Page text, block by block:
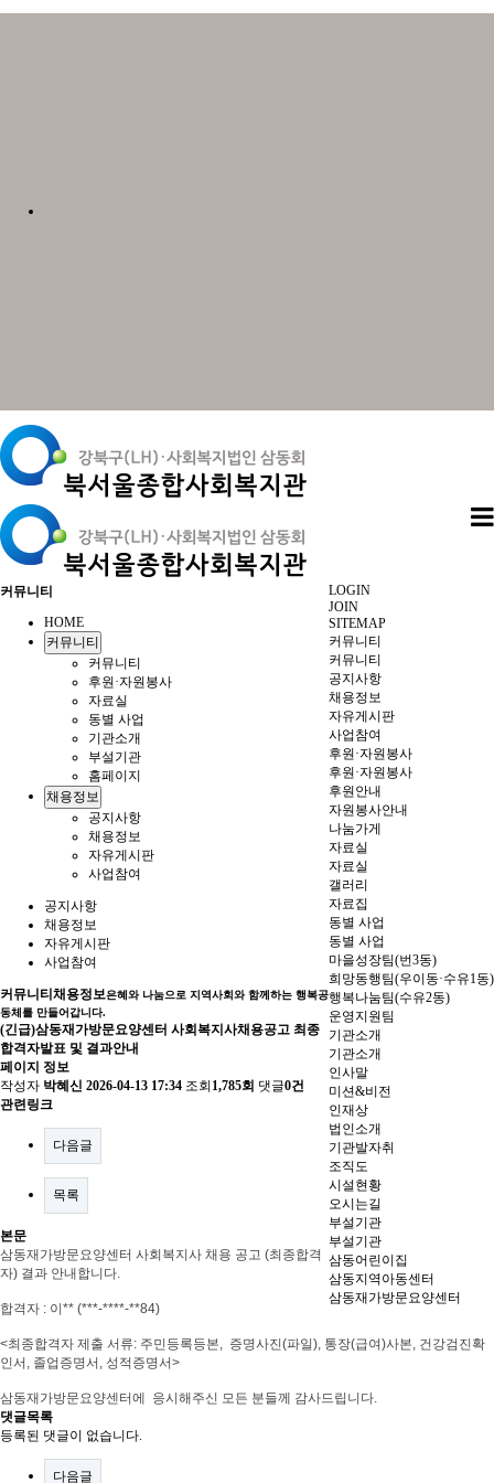
LOGIN
JOIN
SITEMAP
커뮤니티
커뮤니티
공지사항
채용정보
자유게시판
사업참여
후원·자원봉사
후원·자원봉사
후원안내
자원봉사안내
나눔가게
자료실
자료실
갤러리
자료집
동별 사업
동별 사업
마을성장팀(번3동)
희망동행팀(우이동·수유1동)
행복나눔팀(수유2동)
운영지원팀
기관소개
기관소개
인사말
미션&비전
인재상
법인소개
기관발자취
조직도
시설현황
오시는길
부설기관
부설기관
삼동어린이집
삼동지역아동센터
삼동재가방문요양센터
커뮤니티
HOME
커뮤니티
커뮤니티
후원·자원봉사
자료실
동별 사업
기관소개
부설기관
홈페이지
채용정보
공지사항
채용정보
자유게시판
사업참여
공지사항
채용정보
자유게시판
사업참여
커뮤니티 채용정보은혜와 나눔으로 지역사회와 함께하는 행복공
동체를 만들어갑니다.
(긴급)삼동재가방문요양센터 사회복지사채용공고 최종
합격자발표 및 결과안내
페이지 정보
작성자 박혜신 2026-04-13 17:34 조회 1,785회 댓글0건
관련링크
다음글
목록
본문
삼동재가방문요양센터 사회복지사 채용 공고 (최종합격
자) 결과 안내합니다.
합격자 : 이 ** (***-****-**84)
<최종합격자 제출 서류: 주민등록등본, 증명사진(파일), 통장(급여)사본, 건강검진확
인서 , 졸업증명서, 성적증명서>
삼동재가방문요양센터에 응시해주신 모든 분들께 감사드립니다.
댓글목록
등록된 댓글이 없습니다.
다음글